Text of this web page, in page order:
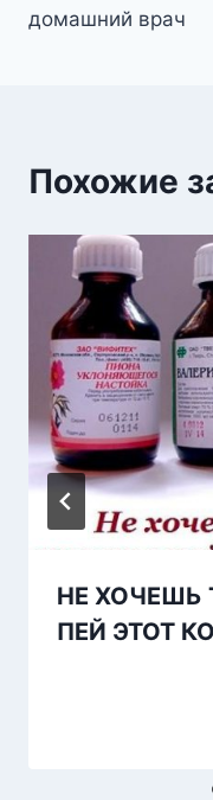
домашний врач
Похожие
НЕ ХОЧЕШЬ
ПЕЙ ЭТОТ